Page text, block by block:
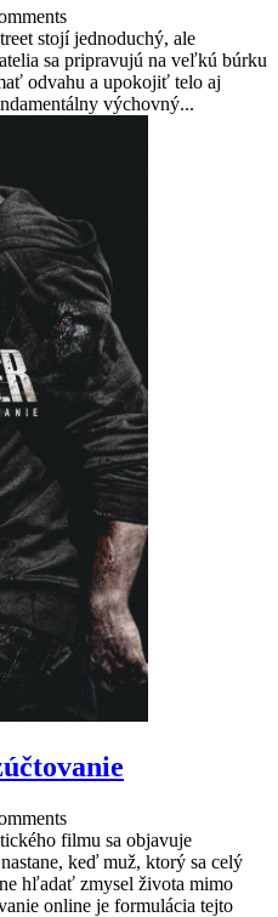
stojí jednoduchý, ale
sa pripravujú na veľkú búrku
odvahu a upokojiť telo aj
výchovný...
filmu sa objavuje
keď muž, ktorý sa celý
hľadať zmysel života mimo
online je formulácia tejto